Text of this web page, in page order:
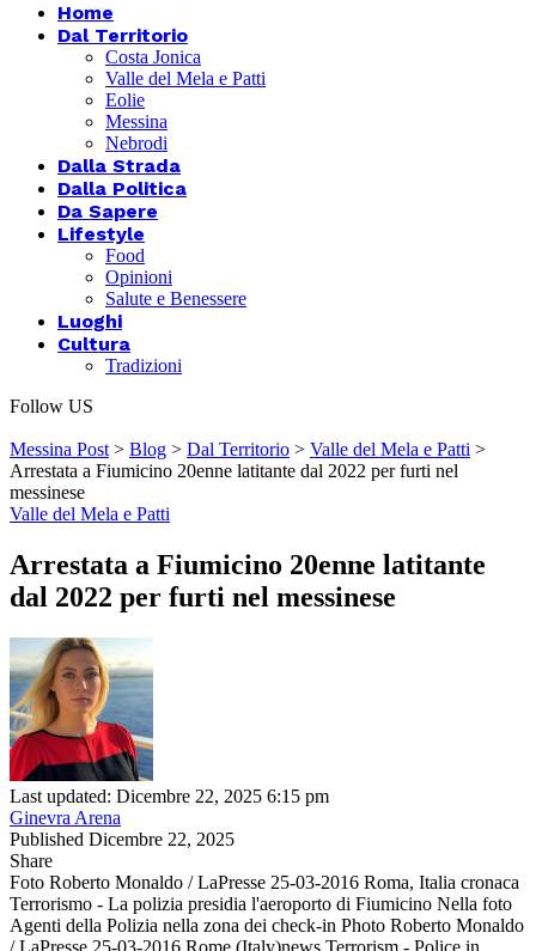
Home
Dal Territorio
Costa Jonica
Valle del Mela e Patti
Eolie
Messina
Nebrodi
Dalla Strada
Dalla Politica
Da Sapere
Lifestyle
Food
Opinioni
Salute e Benessere
Luoghi
Cultura
Tradizioni
Follow US
Messina Post > Blog > Dal Territorio > Valle del Mela e Patti >
Arrestata a Fiumicino 20enne latitante dal 2022 per furti nel
messinese
Valle del Mela e Patti
Arrestata a Fiumicino 20enne latitante
dal 2022 per furti nel messinese
Last updated: Dicembre 22, 2025 6:15 pm
Ginevra Arena
Published Dicembre 22, 2025
Share
Foto Roberto Monaldo / LaPresse 25-03-2016 Roma, Italia cronaca
Terrorismo - La polizia presidia l'aeroporto di Fiumicino Nella foto
Agenti della Polizia nella zona dei check-in Photo Roberto Monaldo
/ LaPresse 25-03-2016 Rome (Italy)news Terrorism - Police in